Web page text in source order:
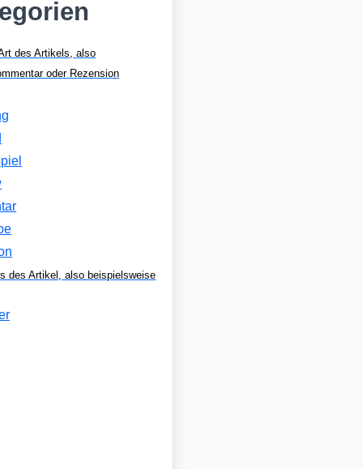
des Artikels, also
oder Rezension
des Artikel, also beispielsweise